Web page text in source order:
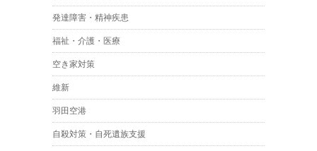
発達障害・精神疾患
福祉・介護・医療
空き家対策
維新
羽田空港
自殺対策・自死遺族支援